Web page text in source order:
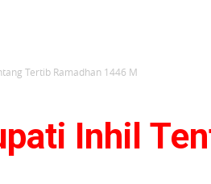
Tertib Ramadhan 1446 M
Inhil